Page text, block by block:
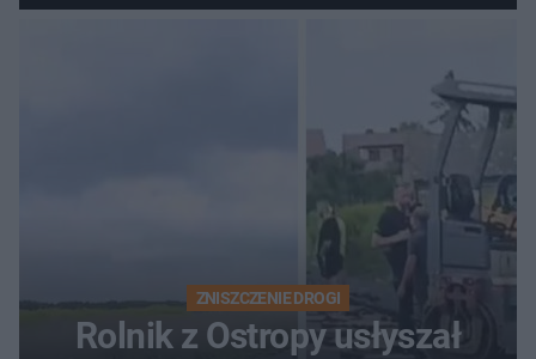
ZNISZCZENIE DROGI
Rolnik z Ostropy usłyszał